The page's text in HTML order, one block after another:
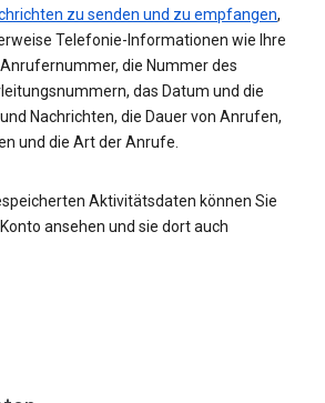
zu senden und zu empfangen,
Telefonie-Informationen wie Ihre
die Nummer des
das Datum und die
Nachrichten, die Dauer von Anrufen,
und die Art der Anrufe.
Aktivitätsdaten können Sie
ansehen und sie dort auch